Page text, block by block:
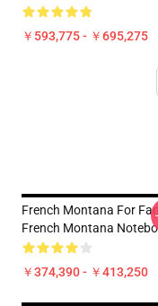
￥593,775 - ￥695,275
French Montana For
French Montana
￥374,390 - ￥413,250